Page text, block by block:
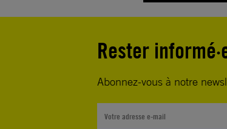
Rester
Abonnez-vous à notre